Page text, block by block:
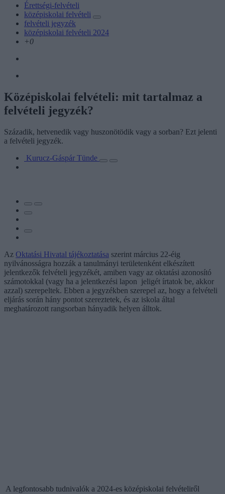
Érettségi-felvételi
középiskolai felvételi
felvételi jegyzék
középiskolai felvételi 2024
+0
Középiskolai felvételi: mit tartalmaz a
felvételi jegyzék?
Századik, hetvenedik vagy huszonötödik vagy a sorban? Ezt jelenti
a felvételi jegyzék.
Kurucz-Gáspár Tünde
Az Oktatási Hivatal tájékoztatása szerint március 22-éig
nyilvánosságra hozzák a tanulmányi területenként elkészített
jelentkezők felvételi jegyzékét, amiben vagy az oktatási azonosító
számotokkal (vagy ha a jelentkezési lapon jeligét írtatok be, akkor
azzal) szerepeltek. Ebben a jegyzékben szerepel az, hogy a felvételi
eljárás során hány pontot szereztetek, és az iskola által
meghatározott rangsorban hányadik helyen álltok.
A legfontosabb tudnivalók a 2024-es középiskolai felvételiről